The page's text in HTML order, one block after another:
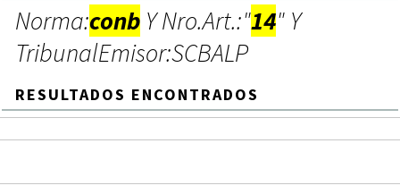
Norma:conb Y Nro.Art.:"14" Y
TribunalEmisor:SCBALP
RESULTADOS ENCONTRADOS